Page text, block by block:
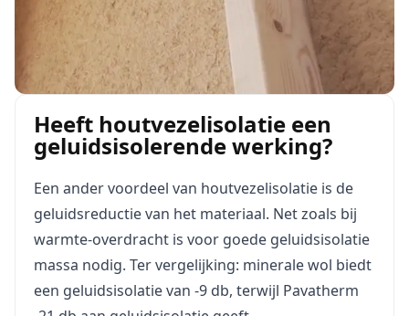
Heeft houtvezelisolatie een
geluidsisolerende werking?
Een ander voordeel van houtvezelisolatie is de
geluidsreductie van het materiaal. Net zoals bij
warmte-overdracht is voor goede geluidsisolatie
massa nodig. Ter vergelijking: minerale wol biedt
een geluidsisolatie van -9 db, terwijl Pavatherm